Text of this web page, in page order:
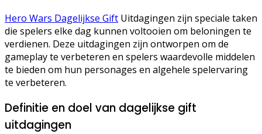
Hero Wars Dagelijkse Gift Uitdagingen zijn speciale taken
die spelers elke dag kunnen voltooien om beloningen te
verdienen. Deze uitdagingen zijn ontworpen om de
gameplay te verbeteren en spelers waardevolle middelen
te bieden om hun personages en algehele spelervaring
te verbeteren.
Definitie en doel van dagelijkse gift
uitdagingen